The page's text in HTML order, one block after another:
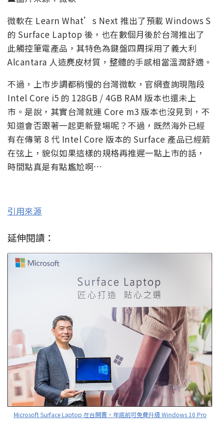
微軟在 Learn What’s Next 推出了預載 Windows S
的 Surface Laptop 後，也在數個月後於台灣推出了
此觸控筆電產品，其特色為鍵盤四周採用了義大利
Alcantara 人造麂皮材質，整體的手感相當溫潤舒適。
不過，上市步調都稍慢的台灣微軟，官網查詢現階段
Intel Core i5 的 128GB / 4GB RAM 版本也還未上
市。是說，其實台灣就連 Core m3 版本也沒見到，不
知道會否跟著一起更新登場呢？不過，既然海外已經
有在傳第 8 代 Intel Core 版本的 Surface 產品已經箭
在弦上，貌似如果這樣的規格再推遲一點上市的話，
時間點真是有點尷尬啊…
引用來源
延伸閱讀：
Microsoft Surface Laptop 在台開賣，年底前可免費升級 Windows 10 Pro